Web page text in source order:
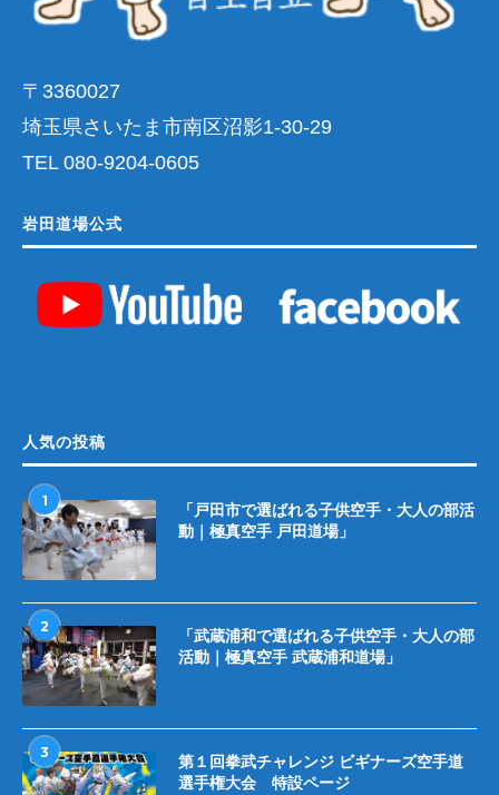
〒3360027
埼玉県さいたま市南区沼影1-30-29
TEL 080-9204-0605
岩田道場公式
人気の投稿
1
「戸田市で選ばれる子供空手・大人の部活
動｜極真空手 戸田道場」
2
「武蔵浦和で選ばれる子供空手・大人の部
活動｜極真空手 武蔵浦和道場」
3
第１回拳武チャレンジ ビギナーズ空手道
選手権大会 特設ページ